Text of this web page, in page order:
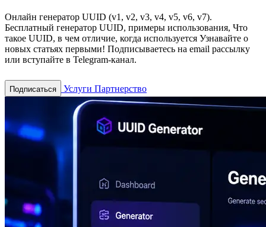
Онлайн генератор UUID (v1, v2, v3, v4, v5, v6, v7).
Бесплатный генератор UUID, примеры использования, Что
такое UUID, в чем отличие, когда используется Узнавайте о
новых статьях первыми! Подписываетесь на email рассылку
или вступайте в Telegram-канал.
Подписаться Услуги Партнерство